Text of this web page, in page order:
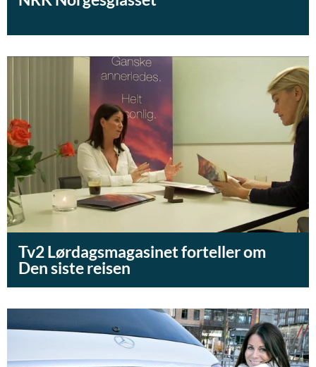
Tv2 Lørdagsmagasinet forteller om
Den siste reisen